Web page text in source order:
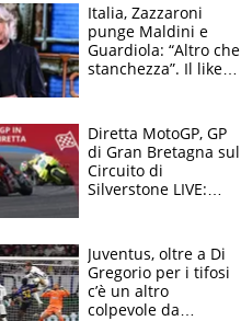
Italia, Zazzaroni
punge Maldini e
Guardiola: “Altro che
stanchezza”. Il like
Diretta MotoGP, GP
di Gran Bretagna sul
Circuito di
Silverstone LIVE:
un Bezzecchi
stremato
Juventus, oltre a Di
Gregorio per i tifosi
c’è un altro
colpevole da